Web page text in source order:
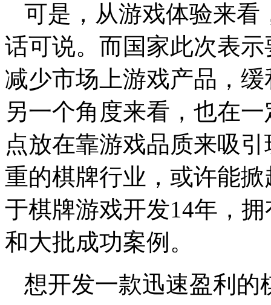
可是，从游戏体验来看
话可说。而国家此次表
减少市场上游戏产品，
另一个角度来看，也在
点放在靠游戏品质来吸
重的棋牌行业，或许能
于棋牌游戏开发14年，
和大批成功案例。
想开发一款迅速盈利的